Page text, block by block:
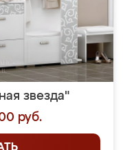
звезда"
руб.